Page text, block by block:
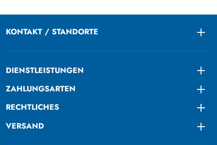
KONTAKT / STANDORTE
DIENSTLEISTUNGEN
ZAHLUNGSARTEN
RECHTLICHES
VERSAND